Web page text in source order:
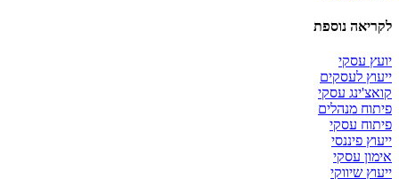
לקריאה נוספת
יועץ עסקי
ייעוץ לעסקים
קואצ'ינג עסקי
פיתוח מנהלים
פיתוח עסקי
ייעוץ פיננסי
אימון עסקי
ייעוץ שיווקי